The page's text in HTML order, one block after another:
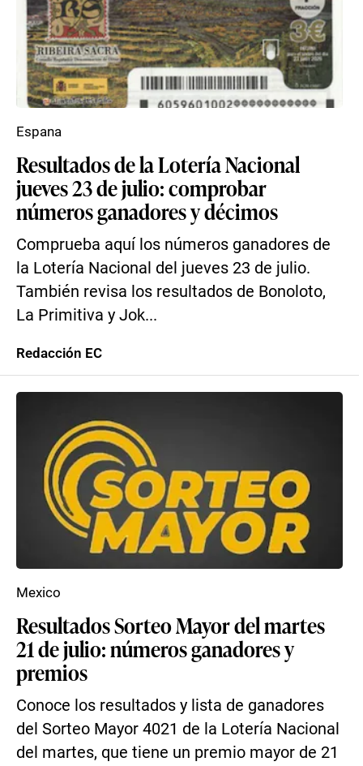
Resultados de la Lotería Nacional
jueves 23 de julio: comprobar
números ganadores y décimos
Comprueba aquí los números ganadores de
la Lotería Nacional del jueves 23 de julio.
También revisa los resultados de Bonoloto,
La Primitiva y Jok...
Espana
Redacción EC
Resultados Sorteo Mayor del martes
21 de julio: números ganadores y
premios
Conoce los resultados y lista de ganadores
del Sorteo Mayor 4021 de la Lotería Nacional
del martes, que tiene un premio mayor de 21
Mexico